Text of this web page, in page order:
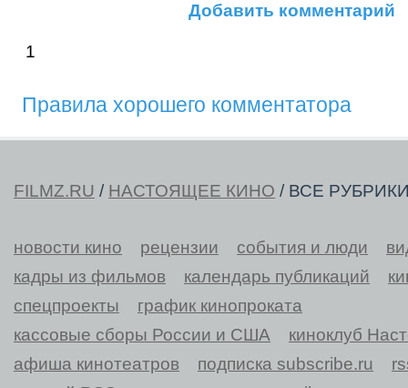
Добавить комментарий
1
Правила хорошего комментатора
FILMZ.RU / НАСТОЯЩЕЕ КИНО / ВСЕ
новости кино рецензии события и люди
кадры из фильмов
календарь публикаций
спецпроекты
график кинопроката
кассовые сборы России и США
киноклуб
афиша кинотеатров
подписка subscribe.ru